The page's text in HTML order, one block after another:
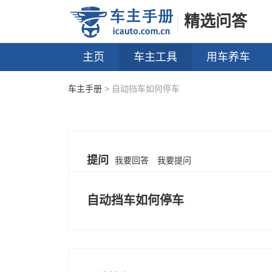
精选问答
主页 车主工具 用车养车
车主手册 > 自动挡车如何停车
提问 我要回答 我要提问
自动挡车如何停车